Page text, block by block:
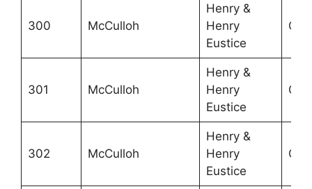
300 McCulloh
Henry &
Henry
Eustice
301 McCulloh
Henry &
Henry
Eustice
302 McCulloh
Henry &
Henry
Eustice